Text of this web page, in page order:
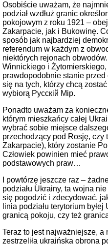
Osobiście uważam, że
podział wzdłuż granic
pokojowym z roku 1921 –
Zakarpacie, jak i Bukowinę.
sposób jak najbardziej
referendum w każdym z
niektórych rejonach
Winnickiego i
prawdopodobnie stanie
się na tych, którzy chcą
wybiorą Русскiй Мiр.
Ponadto uważam za
którym mieszkańcy całej
wybrać sobie miejsce
przechodzący pod Rosję, czy
Zakarpacie), który zostanie
Człowiek powinien mieć
podstawowych praw…
I powtórzę jeszcze raz –
podziału Ukrainy, ta wojna
się pogodzić i zdecydować,
linia podziału terytorium
granicą pokoju, czy też
Teraz to jest najważniejsze,
zestrzeliła ukraińska obrona